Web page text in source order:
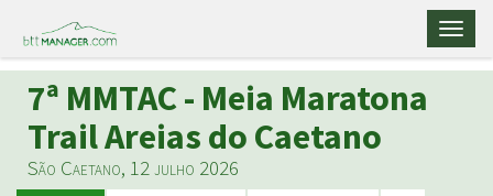
7ª MMTAC - Meia Maratona
Trail Areias do Caetano
São Caetano, 12 julho 2026